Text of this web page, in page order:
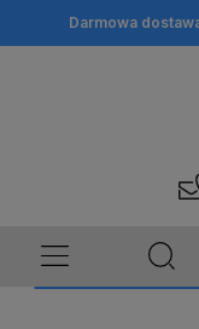
Darmowa